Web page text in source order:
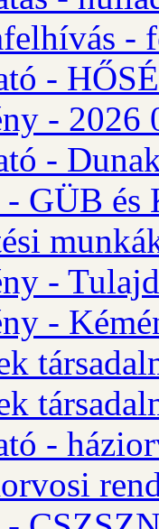
-
-
- 2026
-
GÜB és
-
-
-